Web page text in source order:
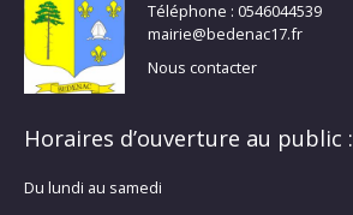
Téléphone : 0546044539
mairie@bedenac17.fr
Nous contacter
Horaires d’ouverture au public :
Du lundi au samedi